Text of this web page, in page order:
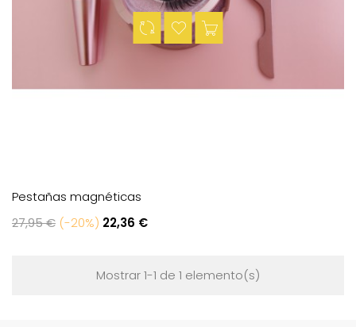
Pestañas magnéticas
Regular
27,95 € -20% Price
22,36 €
Mostrar 1-1 de 1 elemento(s)